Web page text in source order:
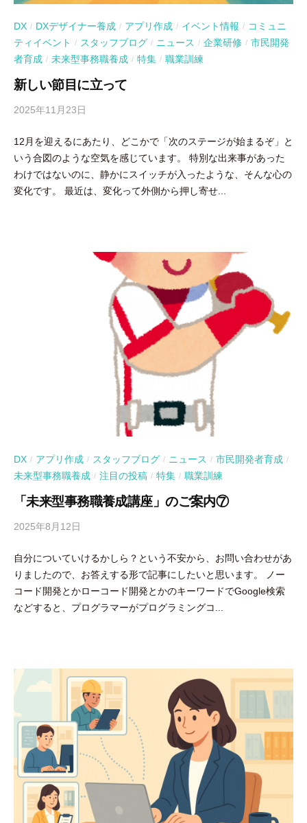
DX / DXデザイナー養成 / アプリ作成 / イベント情報 / コミュニ
ティイベント
/ スタッフブログ / ニュース / 企業研修 / 市民開発
者育成 / 未来型事務職養成 / 特集 / 職業訓練
新しい節目に立って
2025年11月23日
吉
田
豪
12月を迎えるにあたり、どこかで「次のステージが始まるぞ」と
いう合図のような空気を感じています。 特別な出来事があった
わけではないのに、静かにスイッチが入ったような、そんな心の
変化です。 最近は、変化って外側から押し寄せ...
DX / アプリ作成 / スタッフブログ / ニュース / 市民開発者育成 /
未来型事務職養成 / 注目の投稿 / 特集 / 職業訓練
「未来型事務職養成講座」のご案内⑦
2025年8月12日
吉
田
豪
自分についていけるかしら？という不安から、お問い合わせがあ
りましたので、お答えする形で記事にしたいと思います。 ノー
コード開発とかローコード開発とかのキーワードでGoogle検索
などすると、プログラマーがプログラミングコ...